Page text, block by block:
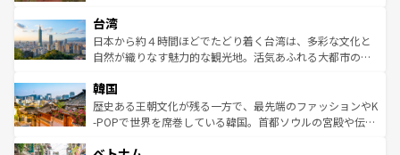
ならではの贅沢な旅のスタイルだ。 なお、新着のアメリカ
情報はコンテンツ一覧を参照してほしい。
れるおもてなしの心で訪れる人々を迎えてくれるハワイの
人々、おいしいローカルフードやハワイアンミュージッ
ク、伝統的なフラダンスなど、すべてがハワイの魅力を彩
ワイを、存分に味わってほしい。 なお、新着のハワイ情報
はコンテンツ一覧を参照してほしい。
リアリーフや大陸中央部にそびえるウルル（エアーズロッ
ク）、タスマニアの美しい原生林やケアンズの熱帯雨林な
ど、見どころがたくさん。また、カフェやワイン、オージ
いる。アクティビティも充実しており、サーフィンやダイ
ビング、ハイキングなど、アウトドア好きにはたまらな
い。オーストラリアの多彩な魅力を存分に味わいつくそ
参照してほしい。
台湾
日本から約４時間ほどでたどり着く台湾は、多彩な文化と
自然が織りなす魅力的な観光地。活気あふれる大都市の台
ン）、静ひつな山岳地帯である台湾東部など、都市の喧騒
と山間の静けさが共存しており、訪れる人に新しい発見と
驚きをもたらしてくれる。また、奥深い台湾の食文化も魅
韓国
歴史ある王朝文化が残る一方で、最先端のファッションやK
-POPで世界を席巻している韓国。首都ソウルの宮殿や伝統